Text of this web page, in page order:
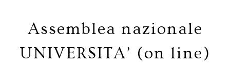
Assemblea nazionale
UNIVERSITA’ (on line)